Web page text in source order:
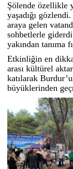
Şölende özellikle
yaşadığı
araya gelen
sohbetlerle
yakından tanıma
Etkinliğin en
arası kültürel
katılarak
büyüklerinden